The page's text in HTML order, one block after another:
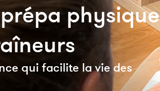
physique
qui facilite la vie des